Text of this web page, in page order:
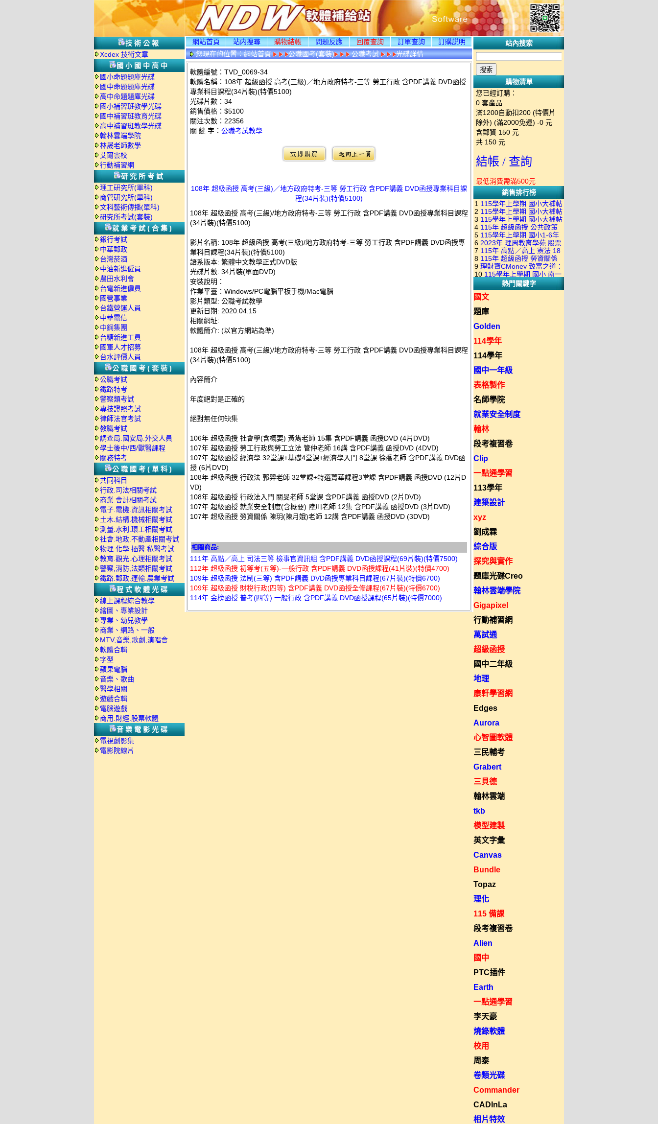
技術公報
Xcdex 技術文章
國小國中高中
國小命題題庫光碟
國中命題題庫光碟
高中命題題庫光碟
國小補習班教學光碟
國中補習班教育光碟
高中補習班教學光碟
翰林雲端學院
林晟老師數學
艾爾雲校
行動補習網
研究所考試
理工研究所(單科)
商管研究所(單科)
文科藝術傳播(單科)
研究所考試(套裝)
就業考試(合集)
銀行考試
中華郵政
台灣菸酒
中油新進僱員
農田水利會
台電新進僱員
國營事業
台鐵營運人員
中華電信
中鋼集團
台糖新進工員
國軍人才招募
台水評價人員
公職國考(套裝)
公職考試
鐵路特考
警察類考試
專技證照考試
律師法官考試
教職考試
調查局.國安局.外交人員
學士後中/西/獸醫課程
關務特考
公職國考(單科)
共同科目
行政.司法相關考試
商業.會計相關考試
電子.電機.資訊相關考試
土木.結構.機械相關考試
測量.水利.環工相關考試
社會.地政.不動產相關考試
物理.化學.插醫.私醫考試
教育.觀光.心理相關考試
警察,消防,法類相關考試
鐵路.郵政.運輸.農業考試
程式軟體光碟
線上課程綜合教學
繪圖、專業設計
專業、幼兒教學
商業、網路、一般
MTV,音樂,歌劇,演唱會
軟體合輯
字型
蘋果電腦
音樂、歌曲
醫學相關
遊戲合輯
電腦遊戲
商用.財經.股票軟體
音樂電影光碟
電視劇影集
電影院線片
網站首頁 站内搜尋 購物結帳 問題反應 回覆查詢 訂單查詢
訂購説明
您現在的位置：網站首頁 公職國考(套裝) 公職考試 光碟詳情
軟體編號：TVD_0069-34
軟體名稱：108年 超級函授 高考(三級)／地方政府特考-三等 勞工行政 含PDF講義 DVD函授
專業科目課程(34片裝)(特價5100)
光碟片數：34
銷售價格：$5100
關注次數： 22356
關 鍵 字： 公職考試教學
108年 超級函授 高考(三級)／地方政府特考-三等 勞工行政 含PDF講義 DVD函授專業科目課
程(34片裝)(特價5100)
108年 超級函授 高考(三級)/地方政府特考-三等 勞工行政 含PDF講義 DVD函授專業科目課程
(34片裝)(特價5100)
影片名稱: 108年 超級函授 高考(三級)/地方政府特考-三等 勞工行政 含PDF講義 DVD函授專
業科目課程(34片裝)(特價5100)
語系版本: 繁體中文教學正式DVD版
光碟片數: 34片裝(單面DVD)
安裝說明：
作業平臺：Windows/PC電腦平板手機/Mac電腦
影片類型: 公職考試教學
更新日期: 2020.04.15
相關網址:
軟體簡介: (以官方網站為準)
108年 超級函授 高考(三級)/地方政府特考-三等 勞工行政 含PDF講義 DVD函授專業科目課程
(34片裝)(特價5100)
內容簡介
年度絕對是正確的
絕對無任何缺集
106年 超級函授 社會學(含概要) 黃雋老師 15集 含PDF講義 函授DVD (4片DVD)
107年 超級函授 勞工行政與勞工立法 管仲老師 16講 含PDF講義 函授DVD (4DVD)
107年 超級函授 經濟學 32堂課+基礎4堂課+經濟學入門 8堂課 徐喬老師 含PDF講義 DVD函
授 (6片DVD)
108年 超級函授 行政法 郭羿老師 32堂課+特選菁華課程3堂課 含PDF講義 函授DVD (12片D
VD)
108年 超級函授 行政法入門 關旻老師 5堂課 含PDF講義 函授DVD (2片DVD)
107年 超級函授 就業安全制度(含概要) 陸川老師 12集 含PDF講義 函授DVD (3片DVD)
107年 超級函授 勞資關係 陳玥(陳月娥)老師 12講 含PDF講義 函授DVD (3DVD)
相關商品:
111年 高點／高上 司法三等 檢事官資訊組 含PDF講義 DVD函授課程(69片裝)(特價7500)
112年 超級函授 初等考(五等)-一般行政 含PDF講義 DVD函授課程(41片裝)(特價4700)
109年 超級函授 法制(三等) 含PDF講義 DVD函授專業科目課程(67片裝)(特價6700)
109年 超級函授 財稅行政(四等) 含PDF講義 DVD函授全修課程(67片裝)(特價6700)
114年 金榜函授 普考(四等) 一般行政 含PDF講義 DVD函授課程(65片裝)(特價7000)
站內搜索
購物清單
您已經訂購：
0 套產品
滿1200自動扣200 (特價片
除外) (滿2000免運) -0 元
含郵資 150 元
共 150 元
結帳 / 查詢
最低消費需滿500元
銷售排行榜
1 115學年上學期 國小大補帖
南一版 國語+數學+社會+生活
+自然 1-6年級 教學光碟DVD
版(3DVD)
2 115學年上學期 國小大補帖
康軒版 國語+數學+社會+生活
+自然 1-6年級 教學光碟DVD
版(3DVD)
3 115學年上學期 國小大補帖
翰林版 國語+數學+社會+生活
+自然 1-6年級 教學光碟DVD
版(3DVD)
4 115年 超級函授 公共政策
22堂課+總複習 張楚老師 含
PDF講義 函授DVD(9DVD)
5 115學年上學期 國小1-6年
級 習作解答(含康軒.南一.翰林
全版本.全科目)合輯版 DVD版
6 2023年 理周教育學苑 股票
當沖煉金術 主講：朱家泓 國
語發音 DVD版
7 115年 高點／高上 憲法 18
堂課 宗台大老師 含PDF講義
函授DVD(8DVD)【適用於律
師司法考試】
8 115年 超級函授 勞資關係
概要 11堂課+總複習 陸川老
師 含PDF講義 函授
DVD(5DVD)
9 理財寶CMoney 致富之道：
上班族飆股攻略班 主講：朱
家泓+林穎 國語發音 DVD版
10 115學年上學期 國小 南一
版 教師手冊(全年級、全領域)
教學光碟DVD版
熱門關鍵字
國文
題庫
Golden
114學年
114學年
國中一年級
表格製作
名師學院
就業安全制度
翰林
段考複習卷
Clip
一點通學習
113學年
建築設計
xyz
劉成霖
綜合版
探究與實作
題庫光碟Creo
翰林雲端學院
Gigapixel
行動補習網
萬試通
超級函授
國中二年級
地理
康軒學習網
Edges
Aurora
心智圖軟體
三民輔考
Grabert
三貝德
翰林雲端
tkb
模型建製
英文字彙
Canvas
Bundle
Topaz
理化
115 備課
段考複習卷
Alien
國中
PTC插件
Earth
一點通學習
李天豪
燒錄軟體
校用
周泰
卷類光碟
Commander
CADInLa
相片特效